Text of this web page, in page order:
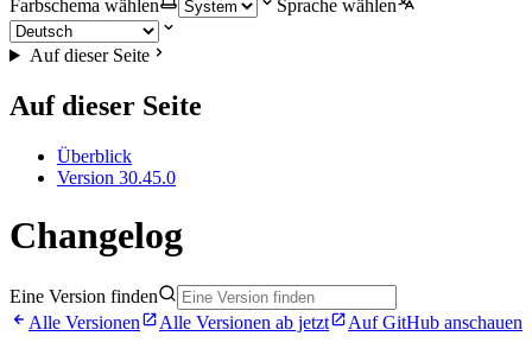
Farbschema wählen
Sprache wählen
Auf dieser Seite
Auf dieser Seite
Überblick
Version 30.45.0
Changelog
Eine Version finden
Alle Versionen
Alle Versionen ab jetzt Auf GitHub anschauen